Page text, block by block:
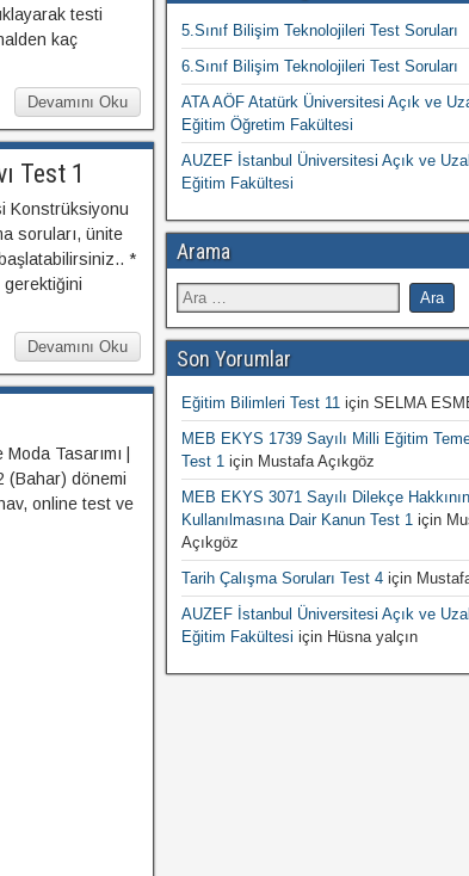
testi
kaç
Devamını Oku
Test 1
Konstrüksiyonu
soruları, ünite
*
gerektiğini
Devamını Oku
Tasarımı |
(Bahar) dönemi
online test ve
5.Sınıf Bilişim Teknolojileri Test Soruları
6.Sınıf Bilişim Teknolojileri Test Soruları
ATA AÖF Atatürk Üniversitesi Açık ve
Eğitim Öğretim Fakültesi
AUZEF İstanbul Üniversitesi Açık ve
Eğitim Fakültesi
Arama
Son Yorumlar
Eğitim Bilimleri Test 11için SELMA
MEB EKYS 1739 Sayılı Milli Eğitim
Test 1için Mustafa Açıkgöz
MEB EKYS 3071 Sayılı Dilekçe Hakkının
Kullanılmasına Dair Kanun Test 1için
Açıkgöz
Tarih Çalışma Soruları Test 4için
AUZEF İstanbul Üniversitesi Açık ve
Eğitim Fakültesi için Hüsna yalçın